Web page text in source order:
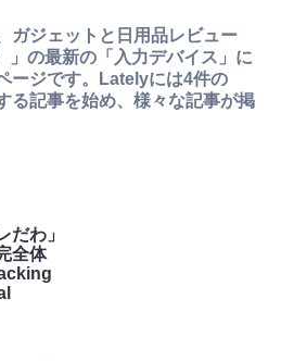
ガジェットと日用品レビュー
」の最新の「入力デバイス」に
ージです。Latelyには4件の
る記事を始め、様々な記事が掲
だわ」
全体